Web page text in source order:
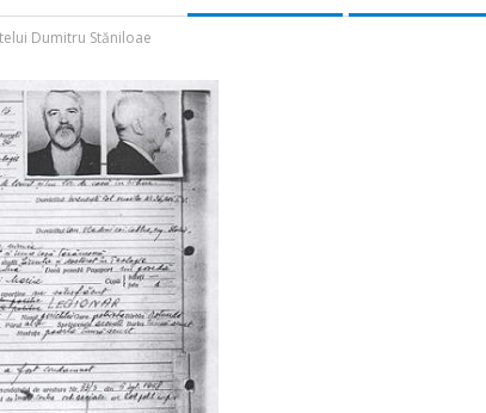
Dumitru Stăniloae